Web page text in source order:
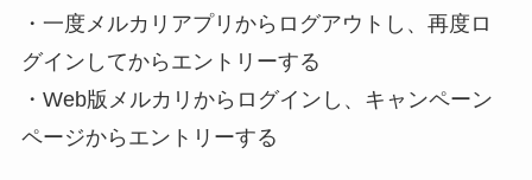
・一度メルカリアプリからログアウトし、再度ロ
グインしてからエントリーする
・Web版メルカリからログインし、キャンペーン
ページからエントリーする